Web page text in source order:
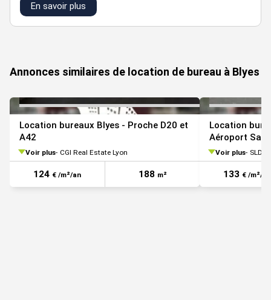
En savoir plus
Annonces similaires de location de bureau à Blyes
Location bureaux Blyes - Proche D20 et
A42
Voir plus CGI Real Estate Lyon
124 € /m²/an 188 m²
Location
Aéroport
A42
Voir plus SLDI
133 € /m²/an